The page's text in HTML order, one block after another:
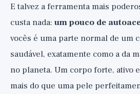
E talvez a ferramenta mais
custa nada: um pouco de
vocês é uma parte normal de um
saudável, exatamente como a da
no planeta. Um corpo forte, ativo
mais do que uma pele